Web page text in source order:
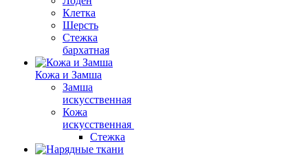
Клетка
Шерсть
Стежка
бархатная
Кожа и Замша
Замша
искусственная
Кожа
искусственная
Стежка